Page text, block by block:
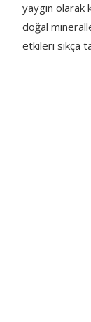
yaygın olarak
doğal
etkileri sıkça